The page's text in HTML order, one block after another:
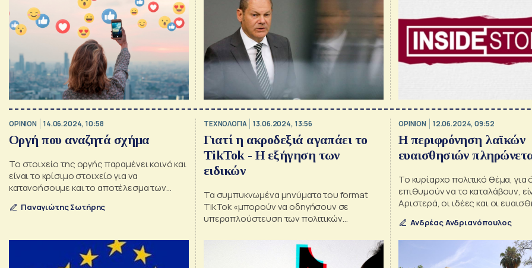
OPINION 14.06.2024, 10:58
Οργή που αναζητά σχήμα
Το στοιχείο της οργής παραμένει κοινό και
είναι το κρίσιμο στοιχείο για να
κατανοήσουμε και το αποτέλεσμα των
Παναγιώτης Σωτήρης
ΤΕΧΝΟΛΟΓΙΑ 13.06.2024, 13:56
Γιατί η ακροδεξιά αγαπάει το
TikTok - Η εξήγηση των
ειδικών
Τα συμπυκνωμένα μηνύματα του format
TikTok «μπορούν να οδηγήσουν σε
υπεραπλούστευση των πολιτικών
OPINION 12.06.2024, 09:52
Η περιφρόνηση λαϊκών
ευαισθησιών
Το κυρίαρχο πολιτικό θέµα,
επιθυµούν να το καταλάβουν,
Αριστερά, οι ιδέες και οι
Ανδρέας Ανδριανόπουλος